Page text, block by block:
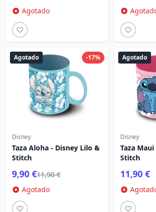
Agotado
-17%
Agotado
Disney
Taza Aloha - Disney Lilo &
Stitch
9,90 €11,90 €
Agotado
Agotado
Disney
Taza
Stitch
11,90 €